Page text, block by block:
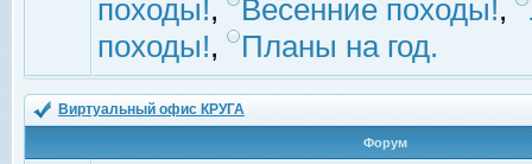
походы!, Весенние походы!,
походы!, Планы на год.
Виртуальный офис КРУГА
Форум